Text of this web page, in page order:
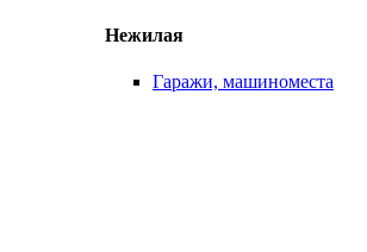
Нежилая
Гаражи, машиноместа